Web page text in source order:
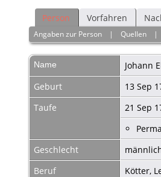
Person Vorfahren
Angaben zur Person |Quellen |
Name Johann
Geburt
13 Sep
Taufe
21 Sep
Geschlecht
Beruf
Kötter,